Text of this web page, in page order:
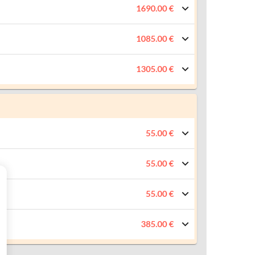
1690.00 €
1085.00 €
1305.00 €
55.00 €
55.00 €
55.00 €
385.00 €